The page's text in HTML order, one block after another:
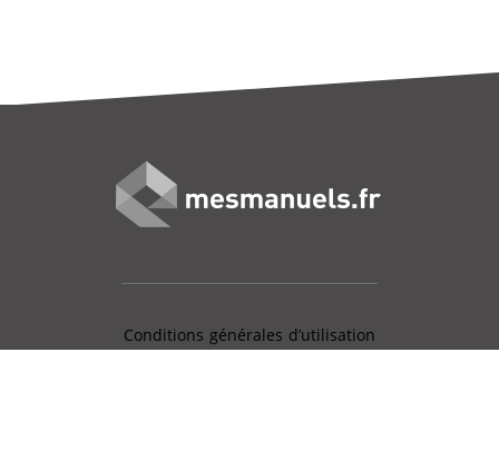
Conditions générales d’utilisation